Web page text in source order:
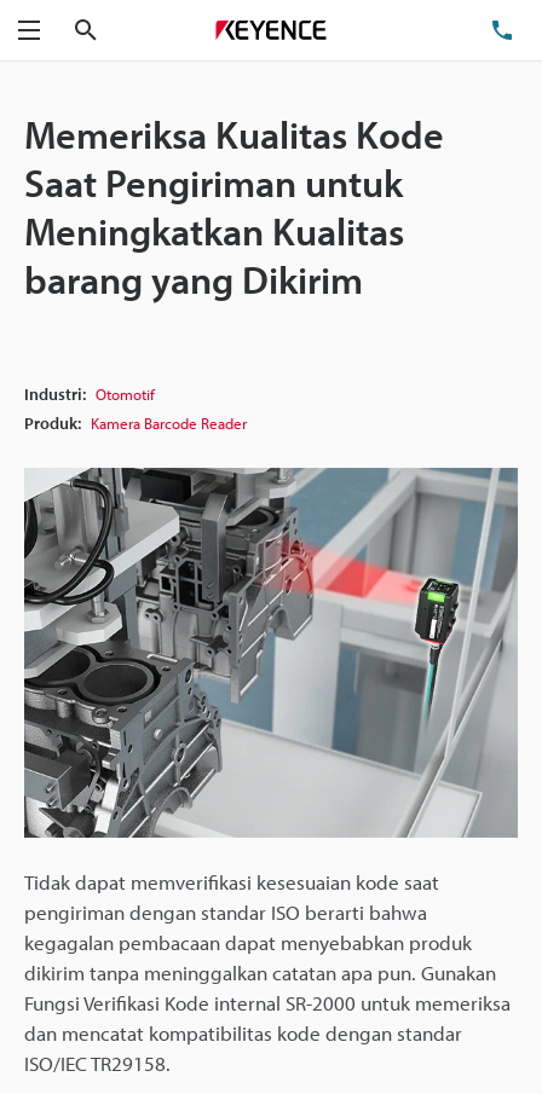
Menu
Memeriksa Kualitas Kode
Saat Pengiriman untuk
Meningkatkan Kualitas
barang yang Dikirim
Industri: Otomotif
Produk: Kamera Barcode Reader
Tidak dapat memverifikasi kesesuaian kode saat
pengiriman dengan standar ISO berarti bahwa
kegagalan pembacaan dapat menyebabkan produk
dikirim tanpa meninggalkan catatan apa pun. Gunakan
Fungsi Verifikasi Kode internal SR-2000 untuk memeriksa
dan mencatat kompatibilitas kode dengan standar
ISO/IEC TR29158.